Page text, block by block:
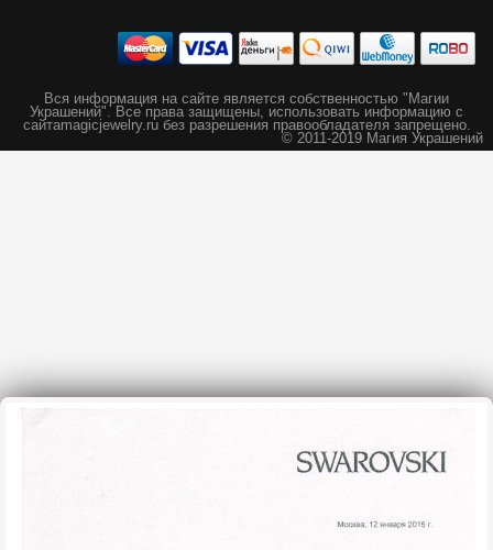
Вся информация на сайте является собственностью "Магии
Украшений". Все права защищены, использовать информацию с
сайтаmagicjewelry.ru без разрешения правообладателя запрещено.
© 2011-2019 Магия Украшений